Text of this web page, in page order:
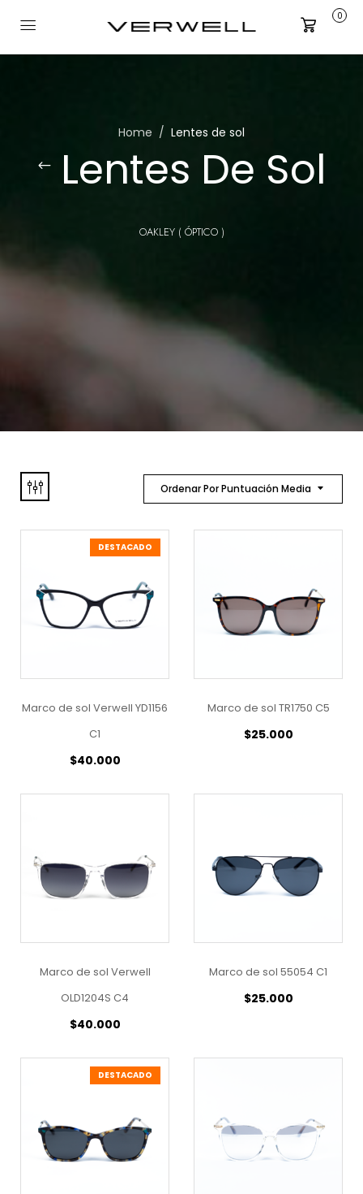
Carrito
0
Home Lentes de sol
Lentes De Sol
OAKLEY ( ÓPTICO )
Ordenar Por Puntuación Media
DESTACADO
Marco de sol Verwell YD1156
C1
$40.000
Marco de sol TR1750 C5
$25.000
Marco de sol Verwell
OLD1204S C4
$40.000
Marco de sol 55054 C1
$25.000
DESTACADO